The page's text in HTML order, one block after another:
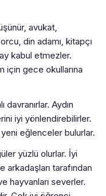
avukat,
din adamı, kitapçı
kabul etmezler.
için gece okullarına
davranırlar. Aydın
iyi yönlendirebilirler.
eğlenceler bulurlar.
yüzlü olurlar. İyi
arkadaşları tarafından
hayvanları severler.